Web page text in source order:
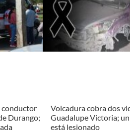
conductor
Durango;
Volcadura cobra dos
Guadalupe Victoria; un
está lesionado